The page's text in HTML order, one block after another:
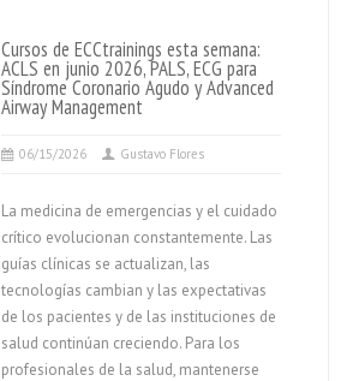
Cursos de ECCtrainings esta semana:
ACLS en junio 2026, PALS, ECG para
Síndrome Coronario Agudo y Advanced
Airway Management
06/15/2026 Gustavo Flores
La medicina de emergencias y el cuidado
crítico evolucionan constantemente. Las
guías clínicas se actualizan, las
tecnologías cambian y las expectativas
de los pacientes y de las instituciones de
salud continúan creciendo. Para los
profesionales de la salud, mantenerse